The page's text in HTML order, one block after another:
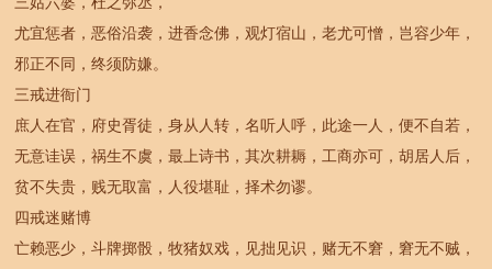
尤宜惩者，恶俗沿袭，进香念佛，观灯宿山，老尤可憎，岂容少年，
邪正不同，终须防嫌。
三戒进衙门
庶人在官，府史胥徒，身从人转，名听人呼，此途一人，便不自若，
无意诖误，祸生不虞，最上诗书，其次耕耨，工商亦可，胡居人后，
贫不失贵，贱无取富，人役堪耻，择术勿谬。
四戒迷赌博
亡赖恶少，斗牌掷骰，牧猪奴戏，见拙见识，赌无不窘，窘无不贼，